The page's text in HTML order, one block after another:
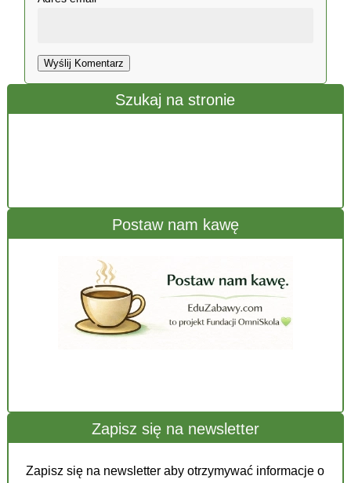
Szukaj na stronie
Postaw nam kawę
Zapisz się na newsletter
Zapisz się na newsletter aby otrzymywać informacje o
Wyślij Komentarz